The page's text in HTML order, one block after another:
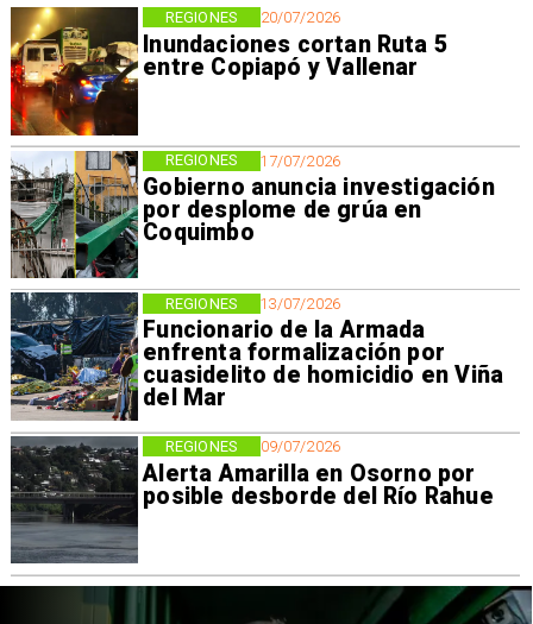
20/07/2026
Inundaciones cortan Ruta 5
entre Copiapó y Vallenar
REGIONES
17/07/2026
Gobierno anuncia investigación
por desplome de grúa en
Coquimbo
REGIONES
13/07/2026
Funcionario de la Armada
enfrenta formalización por
cuasidelito de homicidio en Viña
del Mar
REGIONES
09/07/2026
Alerta Amarilla en Osorno por
posible desborde del Río Rahue
REGIONES